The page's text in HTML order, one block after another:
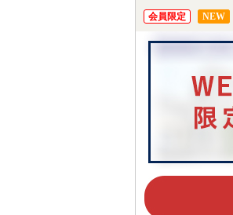
会員限定 NEW